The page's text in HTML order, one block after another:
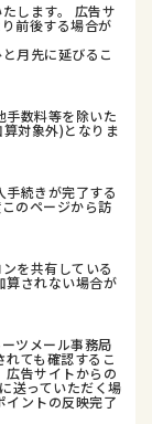
します。 広告サ
前後する場合が
月先に延びるこ
手数料等を除いた
対象外)となりま
手続きが完了する
のページから訪
を共有している
算されない場合が
ツメール事務局
ても確認するこ
告サイトからの
送っていただく場
イントの反映完了